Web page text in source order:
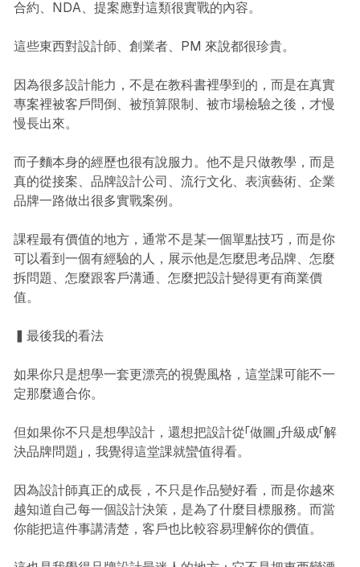
合約、NDA、提案應對這類很實戰的內容。
這些東西對設計師、創業者、PM 來說都很珍貴。
因為很多設計能力，不是在教科書裡學到的，而是在真實
專案裡被客戶問倒、被預算限制、被市場檢驗之後，才慢
慢長出來。
而子麵本身的經歷也很有說服力。他不是只做教學，而是
真的從接案、品牌設計公司、流行文化、表演藝術、企業
品牌一路做出很多實戰案例。
課程最有價值的地方，通常不是某一個單點技巧，而是你
可以看到一個有經驗的人，展示他是怎麼思考品牌、怎麼
拆問題、怎麼跟客戶溝通、怎麼把設計變得更有商業價
值。
▍最後我的看法
如果你只是想學一套更漂亮的視覺風格，這堂課可能不一
定那麼適合你。
但如果你不只是想學設計，還想把設計從「做圖」升級成「解
決品牌問題」，我覺得這堂課就蠻值得看。
因為設計師真正的成長，不只是作品變好看，而是你越來
越知道自己每一個設計決策，是為了什麼目標服務。而當
你能把這件事講清楚，客戶也比較容易理解你的價值。